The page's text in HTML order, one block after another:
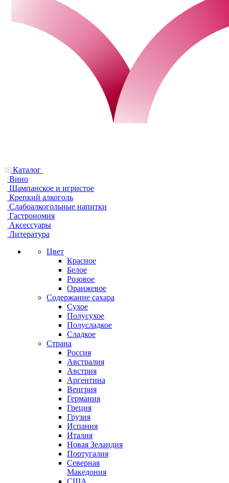
Каталог
Вино
Шампанское и игристое
Крепкий алкоголь
Слабоалкогольные напитки
Гастрономия
Аксессуары
Литература
Цвет
Красное
Белое
Розовое
Оранжевое
Содержание сахара
Сухое
Полусухое
Полусладкое
Сладкое
Страна
Россия
Австралия
Австрия
Аргентина
Венгрия
Германия
Греция
Грузия
Испания
Италия
Новая Зеландия
Португалия
Северная
Македония
США